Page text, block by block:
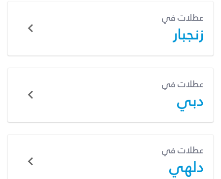
عطلات في
زنجبار
عطلات في
دبي
عطلات في
دلهي